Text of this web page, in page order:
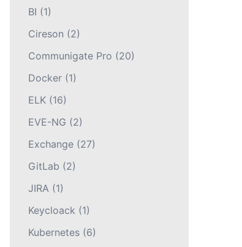
BI (1)
Cireson (2)
Communigate Pro (20)
Docker(1)
ELK(16)
EVE-NG (2)
Exchange(27)
GitLab (2)
JIRA(1)
Keycloack (1)
Kubernetes(6)